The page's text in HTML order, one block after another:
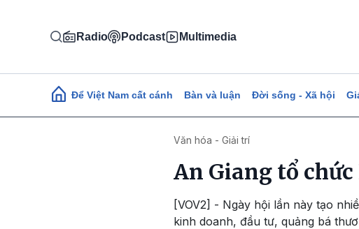
Radio Podcast Multimedia
Main navigation
Để Việt Nam cất cánh Bàn và luận Đời sống - Xã hội
Văn hóa - Giải trí
An Giang tổ
[VOV2] - Ngày hội lần này tạo
kinh doanh, đầu tư, quảng bá